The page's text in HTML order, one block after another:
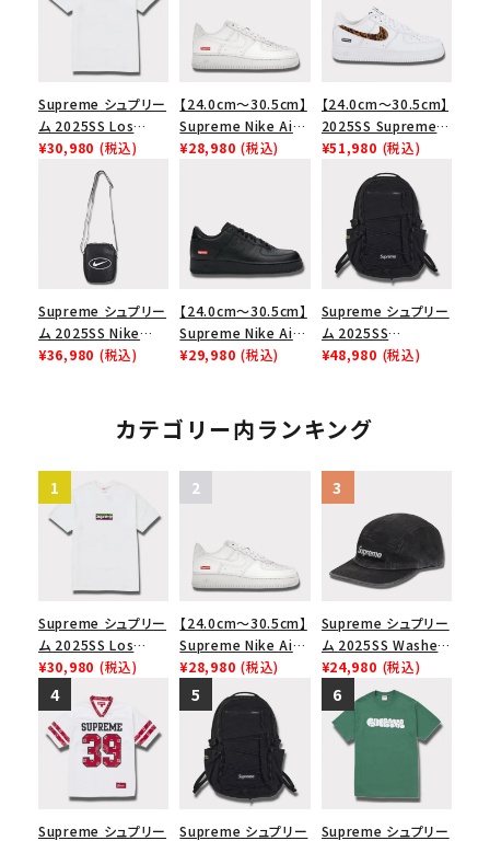
Supreme シュプリー
ム 2025SS Los
Angeles Fire Relief
Box Logo Tee ファ
イヤーリリーフボック
スロゴTシャツ ホワ
¥30,980 (税込)
【24.0cm～30.5cm】
Supreme Nike Air
Force 1 Low シュプ
¥28,980 (税込)
【24.0cm～30.5cm】
2025SS Supreme
GOODENOUGH
Nike Air Force 1
Low AF1 シュプリー
ムグッドイナフ ナイキ
エアフォース１スニー
カー シューズ ホワイ
¥51,980 (税込)
Supreme シュプリー
ム 2025SS Nike
Leather Shoulder
¥36,980 (税込)
【24.0cm～30.5cm】
Supreme Nike Air
Force 1 Low シュプ
ューズ ブラック
¥29,980 (税込)
Supreme シュプリー
ム 2025SS
Backpack バックパッ
¥48,980 (税込)
カテゴリー内ランキング
Supreme シュプリー
ム 2025SS Los
Angeles Fire Relief
Box Logo Tee ファ
イヤーリリーフボック
スロゴTシャツ ホワ
イト 白
¥30,980 (税込)
【24.0cm～30.5cm】
Supreme Nike Air
Force 1 Low シュプ
リーム ナイキエアフォ
ース１スニーカー シ
ューズ ホワイト
¥28,980 (税込)
Supreme シュプリー
ム 2025SS Washed
Chino Twill Camp
Cap ウォッシュチノツ
イルキャンプキャップ
ブラック 黒
¥24,980 (税込)
Supreme シュプリー
Supreme シュプリー
Supreme シュプリー